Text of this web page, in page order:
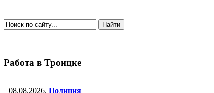
Работа в Троицке
08.08.2026. Полиция